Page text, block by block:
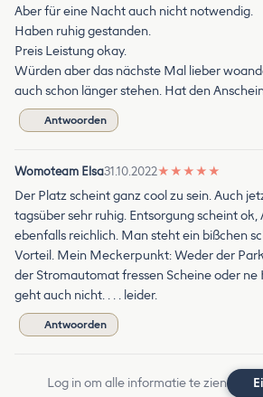
Aber für eine Nacht auch nicht notwendig.
Haben ruhig gestanden.
Preis Leistung okay.
Würden aber das nächste Mal lieber
auch schon länger stehen. Hat den
Antwoorden
Womoteam Elsa31.10.2022★ ★ ★ ★ ★
Der Platz scheint ganz cool zu sein. Auch
tagsüber sehr ruhig. Entsorgung scheint
ebenfalls reichlich. Man steht ein bißchen
Vorteil. Mein Meckerpunkt: Weder der
der Stromautomat fressen Scheine oder
geht auch nicht. . . . leider.
Antwoorden
Log in om alle informatie te zien